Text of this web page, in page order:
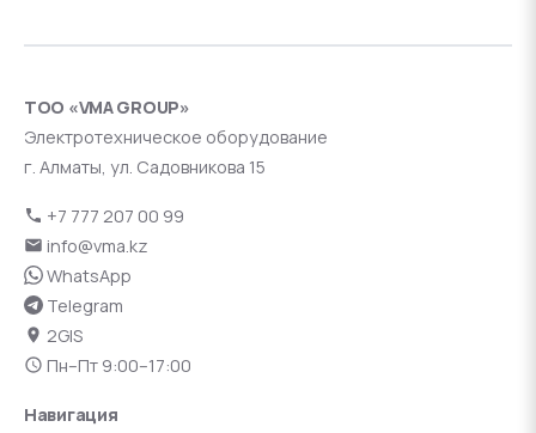
ТОО «VMA GROUP»
Электротехническое оборудование
г. Алматы, ул. Садовникова 15
+7 777 207 00 99
info@vma.kz
WhatsApp
Telegram
2GIS
Пн–Пт 9:00–17:00
Навигация